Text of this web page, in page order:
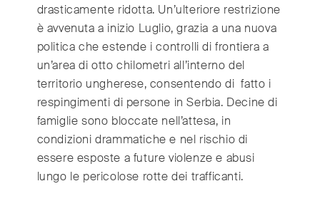
drasticamente ridotta. Un’ulteriore restrizione
è avvenuta a inizio Luglio, grazia a una nuova
politica che estende i controlli di frontiera a
un’area di otto chilometri all’interno del
territorio ungherese, consentendo di fatto i
respingimenti di persone in Serbia. Decine di
famiglie sono bloccate nell’attesa, in
condizioni drammatiche e nel rischio di
essere esposte a future violenze e abusi
lungo le pericolose rotte dei trafficanti.